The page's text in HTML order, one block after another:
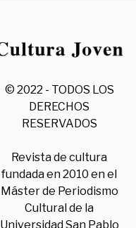
© 2022 - TODOS LOS
DERECHOS
RESERVADOS
Revista de cultura
fundada en 2010 en el
Máster de Periodismo
Cultural de la
Universidad San Pablo